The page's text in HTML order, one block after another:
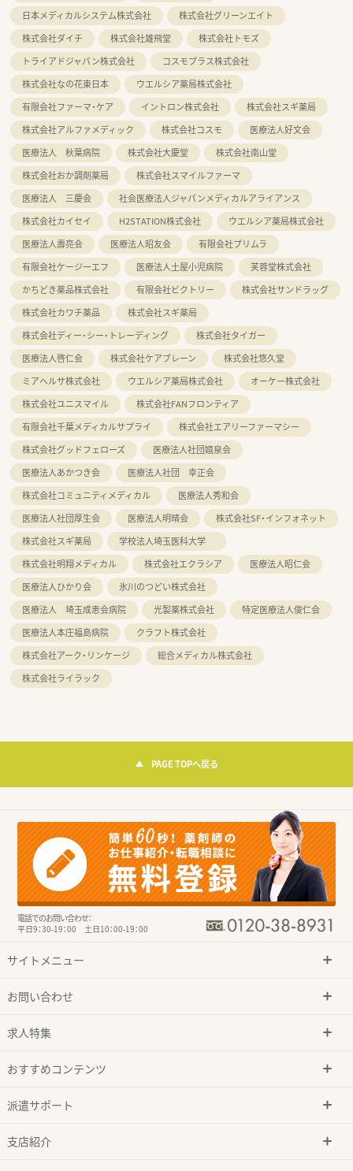
日本メディカルシステム株式会社
株式会社グリーンエイト
株式会社ダイチ
株式会社雄飛堂
株式会社トモズ
トライアドジャパン株式会社
コスモプラス株式会社
株式会社なの花東日本
ウエルシア薬局株式会社
有限会社ファーマ・ケア
イントロン株式会社
株式会社スギ薬局
株式会社アルファメディック
株式会社コスモ
医療法人好文会
医療法人 秋葉病院
株式会社大慶堂
株式会社南山堂
株式会社おか調剤薬局
株式会社スマイルファーマ
医療法人 三慶会
社会医療法人ジャパンメディカルアライアンス
株式会社カイセイ
H2STATION株式会社
ウエルシア薬局株式会社
医療法人壽亮会
医療法人昭友会
有限会社プリムラ
有限会社ケージーエフ
医療法人土屋小児病院
芙蓉堂株式会社
かちどき薬品株式会社
有限会社ビクトリー
株式会社サンドラッグ
株式会社カワチ薬品
株式会社スギ薬局
株式会社ディー・シー・トレーディング
株式会社タイガー
医療法人啓仁会
株式会社ケアブレーン
株式会社悠久堂
ミアヘルサ株式会社
ウエルシア薬局株式会社
オーケー株式会社
株式会社ユニスマイル
株式会社FANフロンティア
有限会社千葉メディカルサプライ
株式会社エアリーファーマシー
株式会社グッドフェローズ
医療法人社団嬉泉会
医療法人あかつき会
医療法人社団 幸正会
株式会社コミュニティメディカル
医療法人秀和会
医療法人社団厚生会
医療法人明晴会
株式会社SF・インフォネット
株式会社スギ薬局
学校法人埼玉医科大学
株式会社明翔メディカル
株式会社エクラシア
医療法人昭仁会
医療法人ひかり会
氷川のつどい株式会社
医療法人 埼玉成恵会病院
光製薬株式会社
特定医療法人俊仁会
医療法人本庄福島病院
クラフト株式会社
株式会社アーク・リンケージ
総合メディカル株式会社
株式会社ライラック
PAGE TOPへ戻る
電話でのお問い合わせ：
平日9：30-19：00 土日10：00-19：00
サイトメニュー
お問い合わせ
求人特集
おすすめコンテンツ
派遣サポート
支店紹介